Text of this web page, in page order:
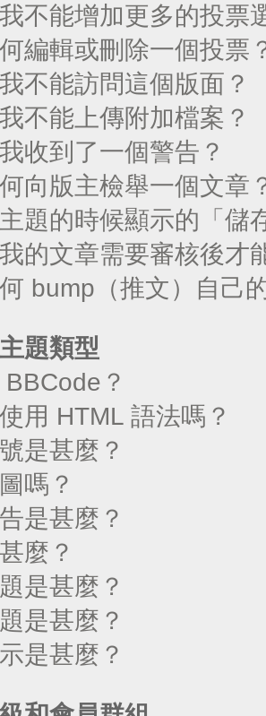
不能增加更多的投票
編輯或刪除一個投票
不能訪問這個版面？
不能上傳附加檔案？
收到了一個警告？
向版主檢舉一個文章
題的時候顯示的「儲
的文章需要審核後才
bump（推文）自己
題類型
？
用 HTML 語法嗎？
是甚麼？
嗎？
是甚麼？
麼？
是甚麼？
是甚麼？
是甚麼？